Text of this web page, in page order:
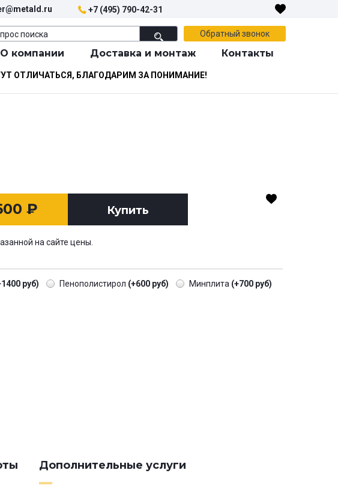
+7 (495) 790-42-31
Обратный звонок
О компании Доставка и монтаж Контакты
ОТЛИЧАТЬСЯ, БЛАГОДАРИМ ЗА ПОНИМАНИЕ!
₽ Купить
на сайте цены.
руб) Пенополистирол (+600 руб) Минплита (+700 руб)
Дополнительные услуги